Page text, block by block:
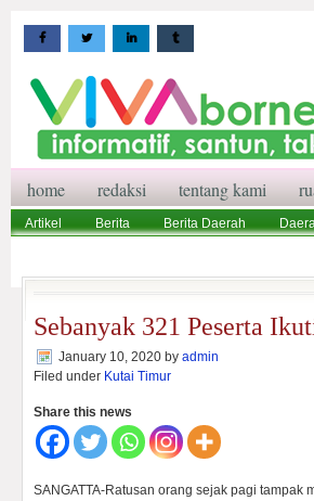
home redaksi tentang kami
Artikel Berita Berita Daerah
Sebanyak 321 Peserta
January 10, 2020 by admin
Filed under Kutai Timur
Share this news
SANGATTA-Ratusan orang sejak pagi tampak